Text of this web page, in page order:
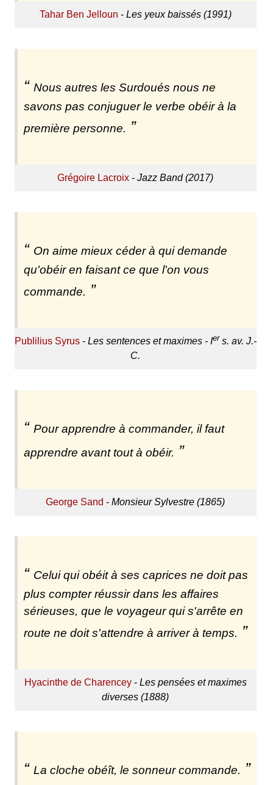
Tahar Ben Jelloun - Les yeux baissés (1991)
Nous autres les Surdoués nous ne
savons pas conjuguer le verbe obéir à la
première personne.
Grégoire Lacroix -Jazz Band (2017)
On aime mieux céder à qui demande
qu'obéir en faisant ce que l'on vous
commande.
Publilius Syrus- Les sentences et maximes - Iers. av. J.-
C.
Pour apprendre à commander, il faut
apprendre avant tout à obéir.
George Sand -Monsieur Sylvestre (1865)
Celui qui obéit à ses caprices ne doit pas
plus compter réussir dans les affaires
sérieuses, que le voyageur qui s'arrête en
route ne doit s'attendre à arriver à temps.
Hyacinthe de Charencey- Les pensées et maximes
diverses (1888)
La cloche obéît, le sonneur commande.